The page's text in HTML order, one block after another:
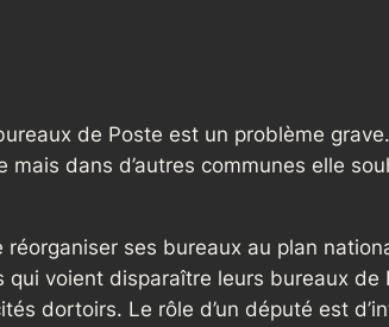
de Poste est un problème
dans d’autres communes elle
ses bureaux au plan
voient disparaître leurs bureaux
dortoirs. Le rôle d’un député est